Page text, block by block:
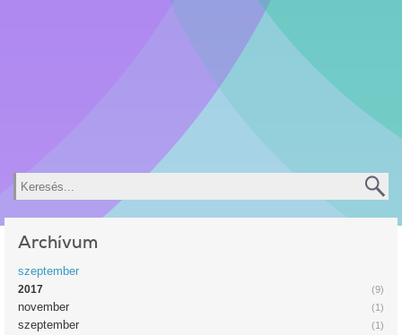
Keresés
Archívum
szeptember
(9)
2017
(1)
november
(1)
szeptember